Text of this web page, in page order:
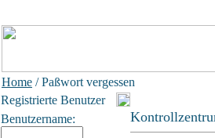
Home / Paßwort vergessen
Registrierte Benutzer
Benutzername: